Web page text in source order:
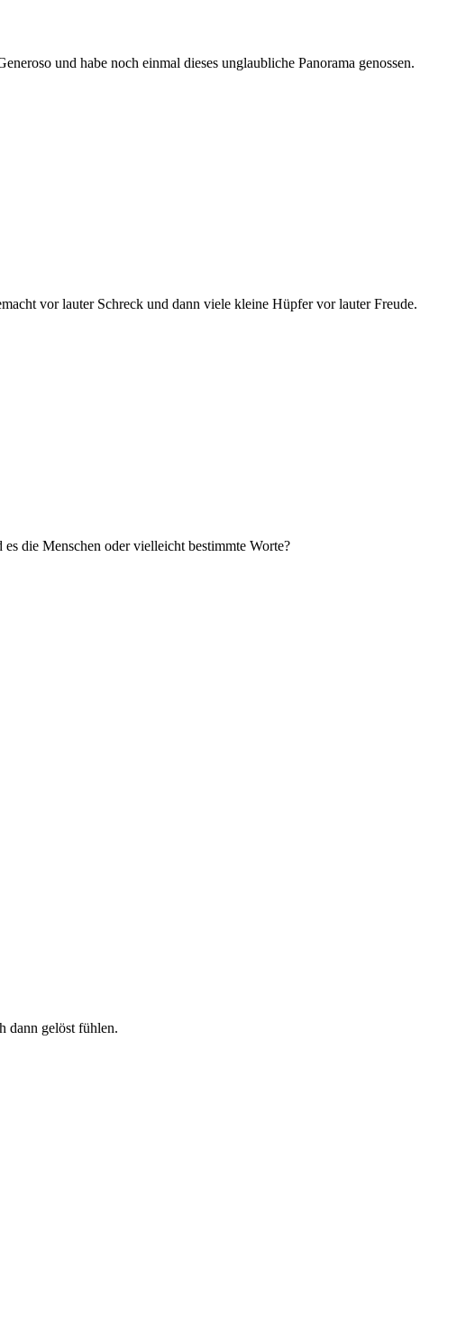
und habe noch einmal dieses unglaubliche Panorama genossen.
vor lauter Schreck und dann viele kleine Hüpfer vor lauter Freude.
die Menschen oder vielleicht bestimmte Worte?
dann gelöst fühlen.